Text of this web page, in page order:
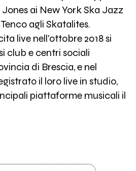
ai New York Ska Jazz
agli Skatalites.
live nell'ottobre 2018 si
club e centri sociali
di Brescia, e nel
il loro live in studio,
piattaforme musicali il